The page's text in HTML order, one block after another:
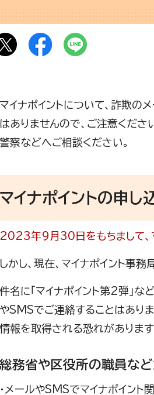
マイナポイントについて、詐欺の
はありませんので、ご注意くださ
警察などへご相談ください。
マイナポイントの申し
2023年9月30日をもちまして、
しかし、現在、マイナポイント事
件名に「マイナポイント第2弾」
やSMSでご連絡することはあり
情報を取得される恐れがあります
総務省や区役所の職員など
・メールやSMSでマイナポイント